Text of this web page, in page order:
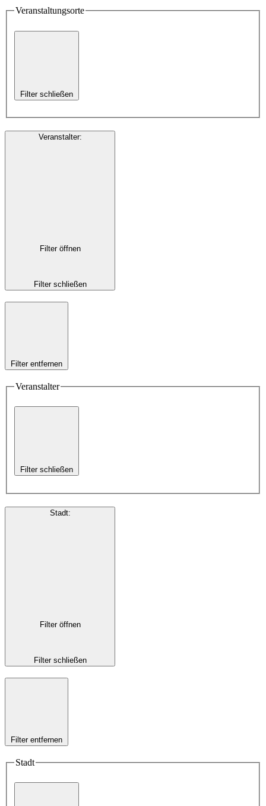
Veranstaltungsorte
Filter schließen
Veranstalter:
Filter öffnen
Filter schließen
Filter entfernen
Veranstalter
Filter schließen
Stadt:
Filter öffnen
Filter schließen
Filter entfernen
Stadt